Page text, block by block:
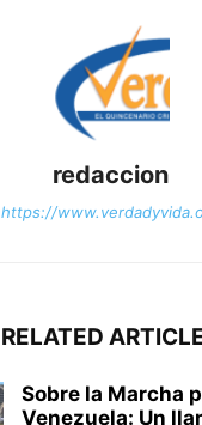
redaccion
https://
RELATED
Sobre la Marcha
Venezuela: Un